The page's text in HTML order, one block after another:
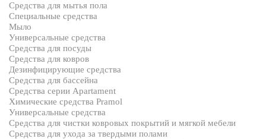
Средства для мытья пола
Специальные средства
Мыло
Универсальные средства
Средства для посуды
Средства для ковров
Дезинфицирующие средства
Средства для бассейна
Средства серии Apartament
Химические средства Pramol
Универсальные средства
Средства для чистки ковровых покрытий и мягкой мебели
Средства для ухода за твердыми полами